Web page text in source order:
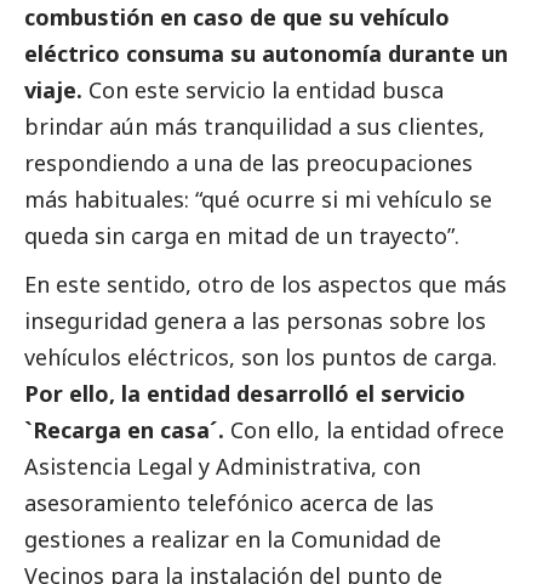
combustión en caso de que su vehículo
eléctrico consuma su autonomía durante un
viaje. Con este servicio la entidad busca
brindar aún más tranquilidad a sus clientes,
respondiendo a una de las preocupaciones
más habituales: “qué ocurre si mi vehículo se
queda sin carga en mitad de un trayecto”.
En este sentido, otro de los aspectos que más
inseguridad genera a las personas sobre los
vehículos eléctricos, son los puntos de carga.
Por ello, la entidad desarrolló el servicio
`Recarga en casa´. Con ello, la entidad ofrece
Asistencia Legal y Administrativa, con
asesoramiento telefónico acerca de las
gestiones a realizar en la Comunidad de
Vecinos para la instalación del punto de